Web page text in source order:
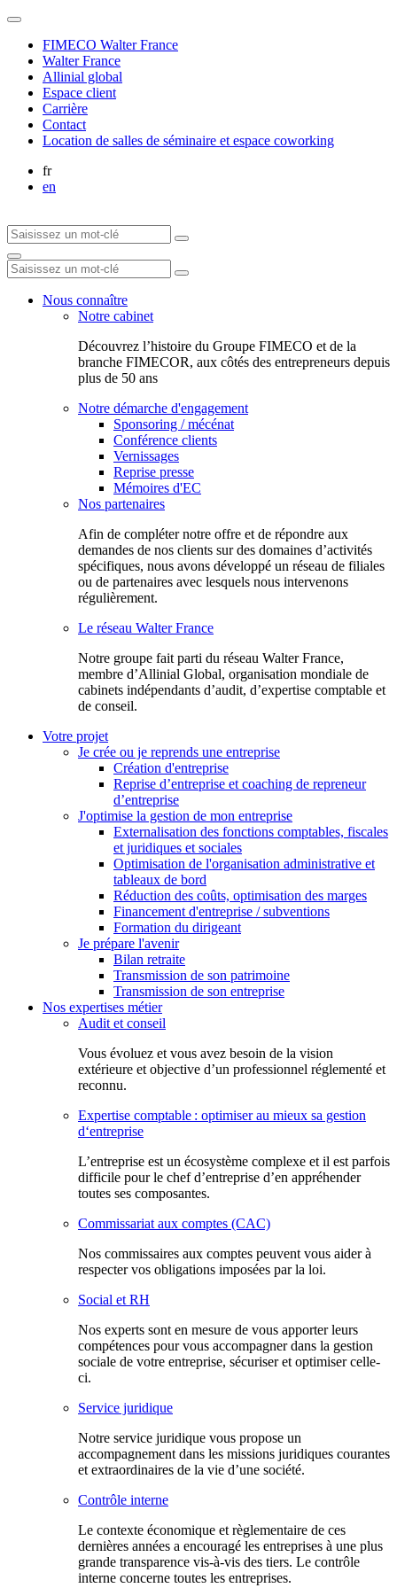
FIMECO Walter France
Walter France
Allinial global
Espace client
Carrière
Contact
Location de salles de séminaire et espace coworking
fr
en
Nous connaître
Notre cabinet
Découvrez l’histoire du Groupe FIMECO et de la
branche FIMECOR, aux côtés des entrepreneurs depuis
plus de 50 ans
Notre démarche d'engagement
Sponsoring / mécénat
Conférence clients
Vernissages
Reprise presse
Mémoires d'EC
Nos partenaires
Afin de compléter notre offre et de répondre aux
demandes de nos clients sur des domaines d’activités
spécifiques, nous avons développé un réseau de filiales
ou de partenaires avec lesquels nous intervenons
régulièrement.
Le réseau Walter France
Notr​e groupe fait parti du réseau Walter France,
membre d’Allinial Global, organisation mondiale de
cabinets indépendants d’audit, d’expertise comptable et
de conseil.
Votre projet
Je crée ou je reprends une entreprise
Création d'entreprise
Reprise d’entreprise et coaching de repreneur
d’entreprise
J'optimise la gestion de mon entreprise
Externalisation des fonctions comptables, fiscales
et juridiques et sociales
Optimisation de l'organisation administrative et
tableaux de bord
Réduction des coûts, optimisation des marges
Financement d'entreprise / subventions
Formation du dirigeant
Je prépare l'avenir
Bilan retraite
Transmission de son patrimoine
Transmission de son entreprise
Nos expertises métier
Audit et conseil
Vous évoluez et vous avez besoin de la vision
extérieure et objective d’un professionnel réglementé et
reconnu.
Expertise comptable : optimiser au mieux sa gestion
d‘entreprise
L’entreprise est un écosystème complexe et il est parfois
difficile pour le chef d’entreprise d’en appréhender
toutes ses composantes.
Commissariat aux comptes (CAC)
Nos commissaires aux comptes peuvent vous aider à
respecter vos obligations imposées par la loi.
Social et RH
Nos experts sont en mesure de vous apporter leurs
compétences pour vous accompagner dans la gestion
sociale de votre entreprise, sécuriser et optimiser celle-
ci.
Service juridique
Notre service juridique vous propose un
accompagnement dans les missions juridiques courantes
et extraordinaires de la vie d’une société.
Contrôle interne
Le contexte économique et règlementaire de ces
dernières années a encouragé les entreprises à une plus
grande transparence vis-à-vis des tiers. Le contrôle
interne concerne toutes les entreprises.